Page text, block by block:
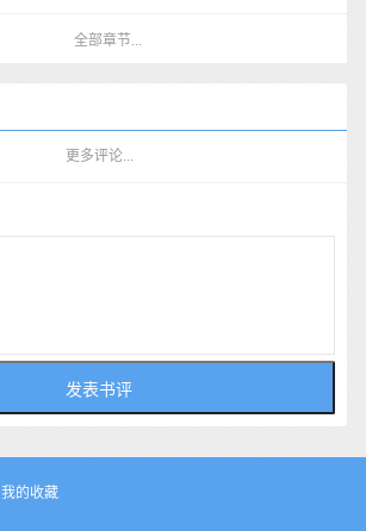
全部章节...
更多评论...
我的收藏